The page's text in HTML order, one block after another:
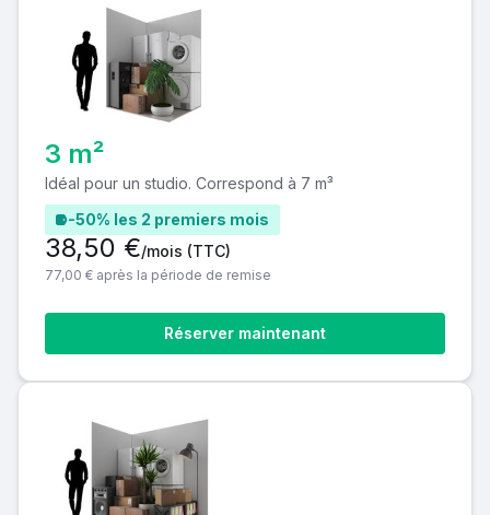
3 m²
Idéal pour un studio. Correspond à 7 m³
-50% les 2 premiers mois
Réserver maintenant
38,50 €/mois (TTC)
77,00 € après la période de remise